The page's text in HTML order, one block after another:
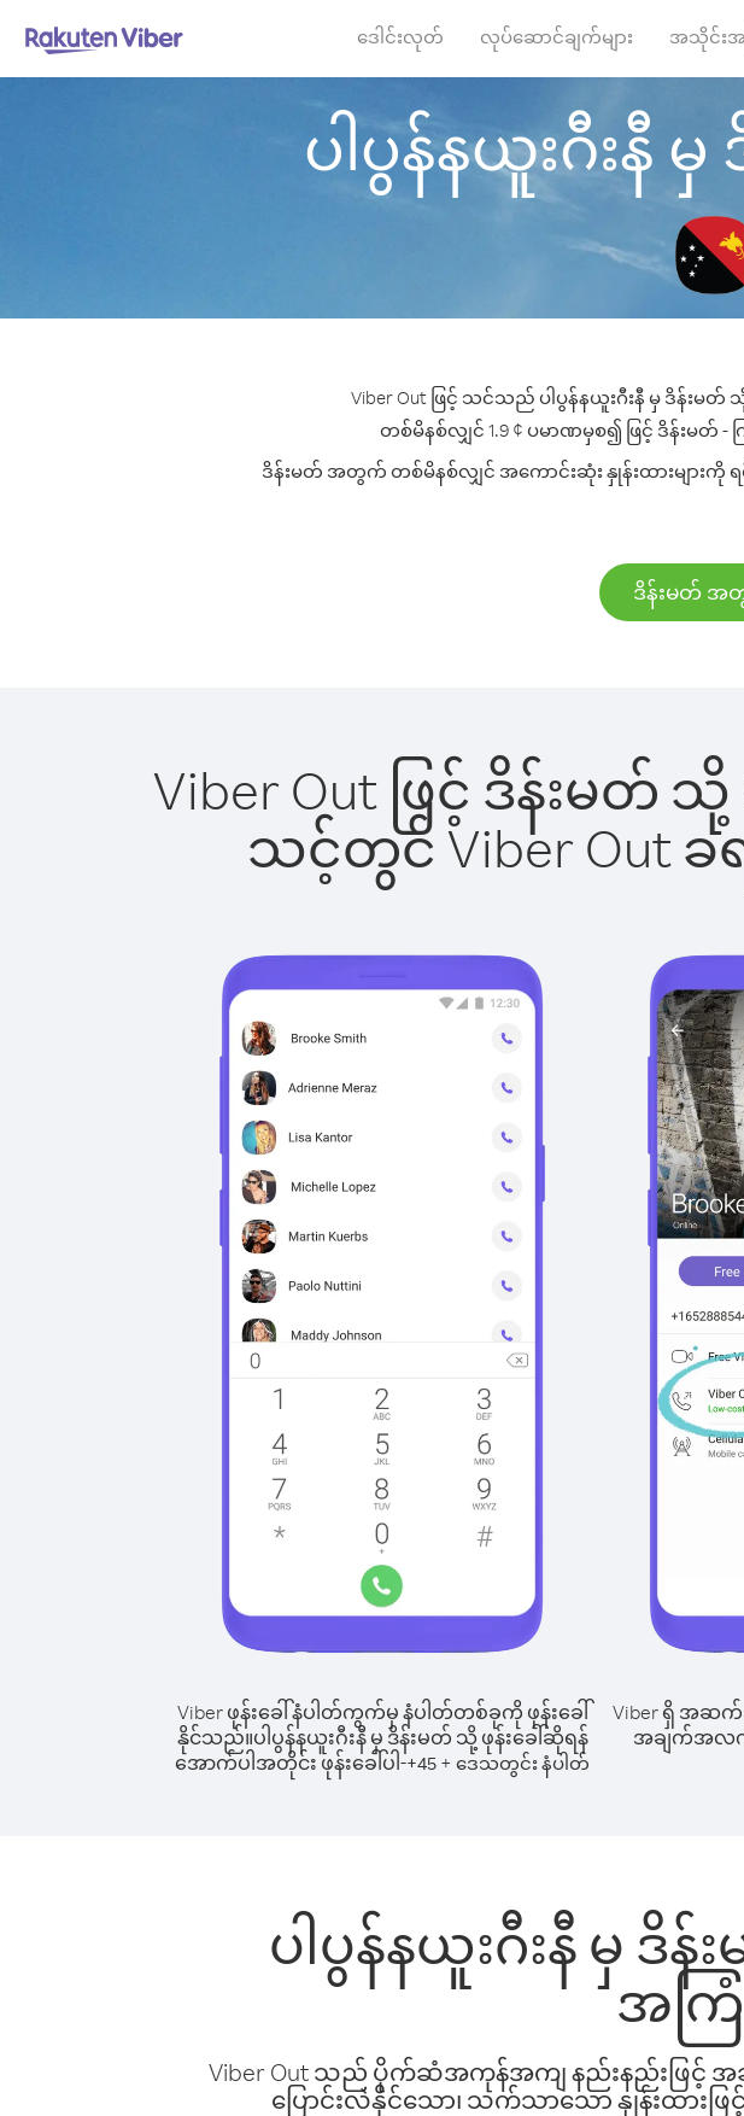
ဒေါင်းလုတ် လုပ်ဆောင်ချက်များ အသိုင်းအဝို
ပါပွန်နယူးဂီးနီ
Viber Out ဖြင့် သင်သည် ပါပွန်နယူးဂီးနီ မှ ဒိန်း
တစ်မိနစ်လျှင် 1.9 ¢ ပမာဏမှစ၍ ဖြင့် ဒိန်းမ
ဒိန်းမတ် အတွက် တစ်မိနစ်လျှင် အကောင်းဆုံး နှုန်းထားများ
ဒိန်းမတ် အတွ
Viber Out ဖြင့် ဒိန်းမ
သင့်တွင် Viber Out
Viber ဖုန်းခေါ်နံပါတ်ကွက်မှ နံပါတ်တစ်ခုကို ဖုန်းခေါ်
နိုင်သည်။ပါပွန်နယူးဂီးနီ မှ ဒိန်းမတ် သို့ ဖုန်းခေါ်ဆိုရန်
အောက်ပါအတိုင်း ဖုန်းခေါ်ပါ-+45 + ဒေသတွင်း နံပါတ်
Viber ရှိ အဆ
အချက်အလက်
ပါပွန်နယူးဂီးနီ မှ ဒိ
အကြံ
Viber Out သည် ပိုက်ဆံအကုန်အကျ နည်းနည်းဖြင့် အ
ပြောင်းလဲနိုင်သော၊ သက်သာသော နှုန်းထားဖ